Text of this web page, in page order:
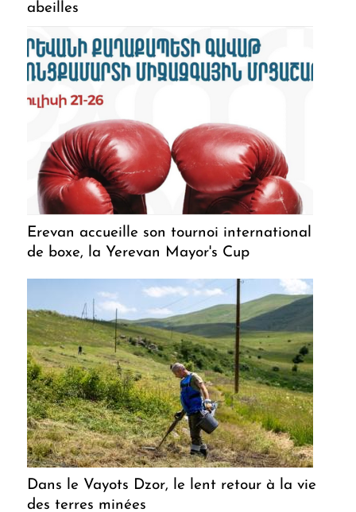
abeilles
Erevan accueille son tournoi international
de boxe, la Yerevan Mayor's Cup
Dans le Vayots Dzor, le lent retour à la vie
des terres minées